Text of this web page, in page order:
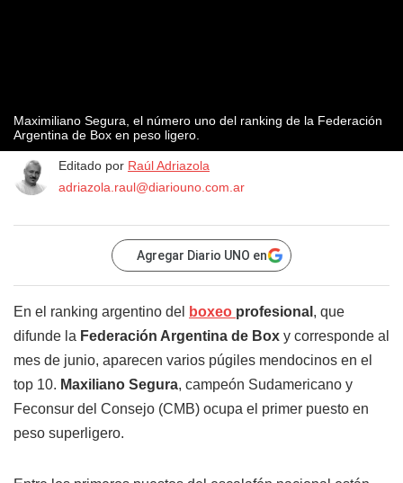
Maximiliano Segura, el número uno del ranking de la Federación
Argentina de Box en peso ligero.
Editado por Raúl Adriazola
adriazola.raul@diariouno.com.ar
Agregar Diario UNO en
En el ranking argentino del boxeo profesional , que
difunde la Federación Argentina de Box y corresponde al
mes de junio, aparecen varios púgiles mendocinos en el
top 10. Maxiliano Segura, campeón Sudamericano y
Feconsur del Consejo (CMB) ocupa el primer puesto en
peso superligero.